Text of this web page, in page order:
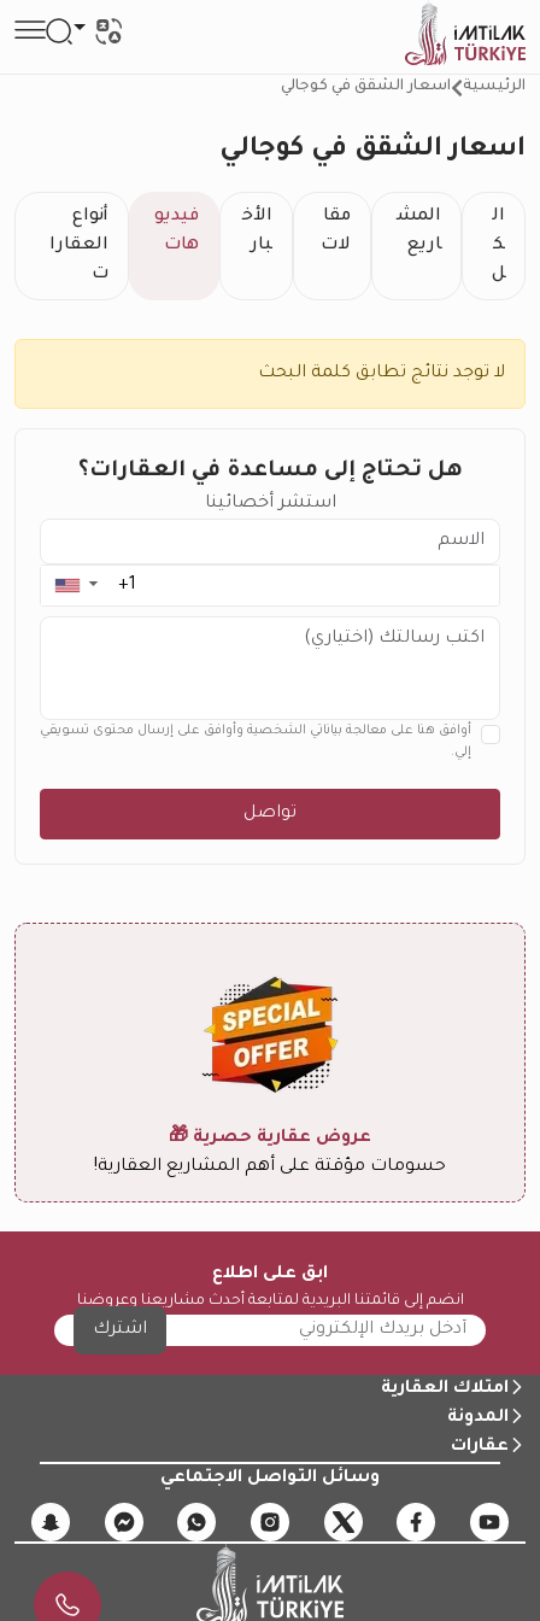
الرئيسية اسعار الشقق في كوجالي
اسعار الشقق في كوجالي
ال
ك
ل
المش
اريع
مقا
لات
الأخ
بار
فيديو
هات
أنواع
العقارا
ت
لا توجد نتائج تطابق كلمة البحث
هل تحتاج إلى مساعدة في العقارات؟
استشر أخصائينا
▼
أوافق هنا على معالجة بياناتي الشخصية وأوافق على إرسال محتوى تسويقي
إلي.
تواصل
عروض عقارية حصرية 🎁
حسومات مؤقتة على أهم المشاريع العقارية!
ابق على اطلاع
انضم إلى قائمتنا البريدية لمتابعة أحدث مشاريعنا وعروضنا
اشترك
امتلاك العقارية
المدونة
عقارات
وسائل التواصل الاجتماعي